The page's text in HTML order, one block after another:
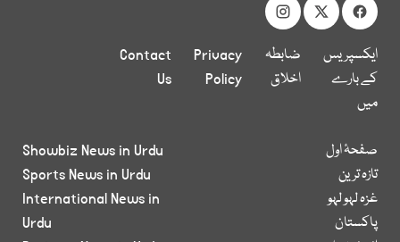
ایکسپریس
کے بارے
میں
ضابطہ
اخلاق
Privacy
Policy
Contact
Us
صفحۂ اول
تازہ ترین
غزہ لہو لہو
پاکستان
Showbiz News in Urdu
Sports News in Urdu
International News in
Urdu